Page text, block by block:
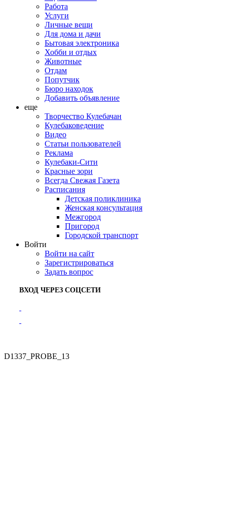
Работа
Услуги
Личные вещи
Для дома и дачи
Бытовая электроника
Хобби и отдых
Животные
Отдам
Попутчик
Бюро находок
Добавить объявление
еще
Творчество Кулебачан
Кулебаковедение
Видео
Статьи пользователей
Реклама
Кулебаки-Сити
Красные зори
Всегда Свежая Газета
Расписания
Детская поликлиника
Женская консультация
Межгород
Пригород
Городской транспорт
Войти
Войти на сайт
Зарегистрироваться
Задать вопрос
ВХОД ЧЕРЕЗ СОЦСЕТИ